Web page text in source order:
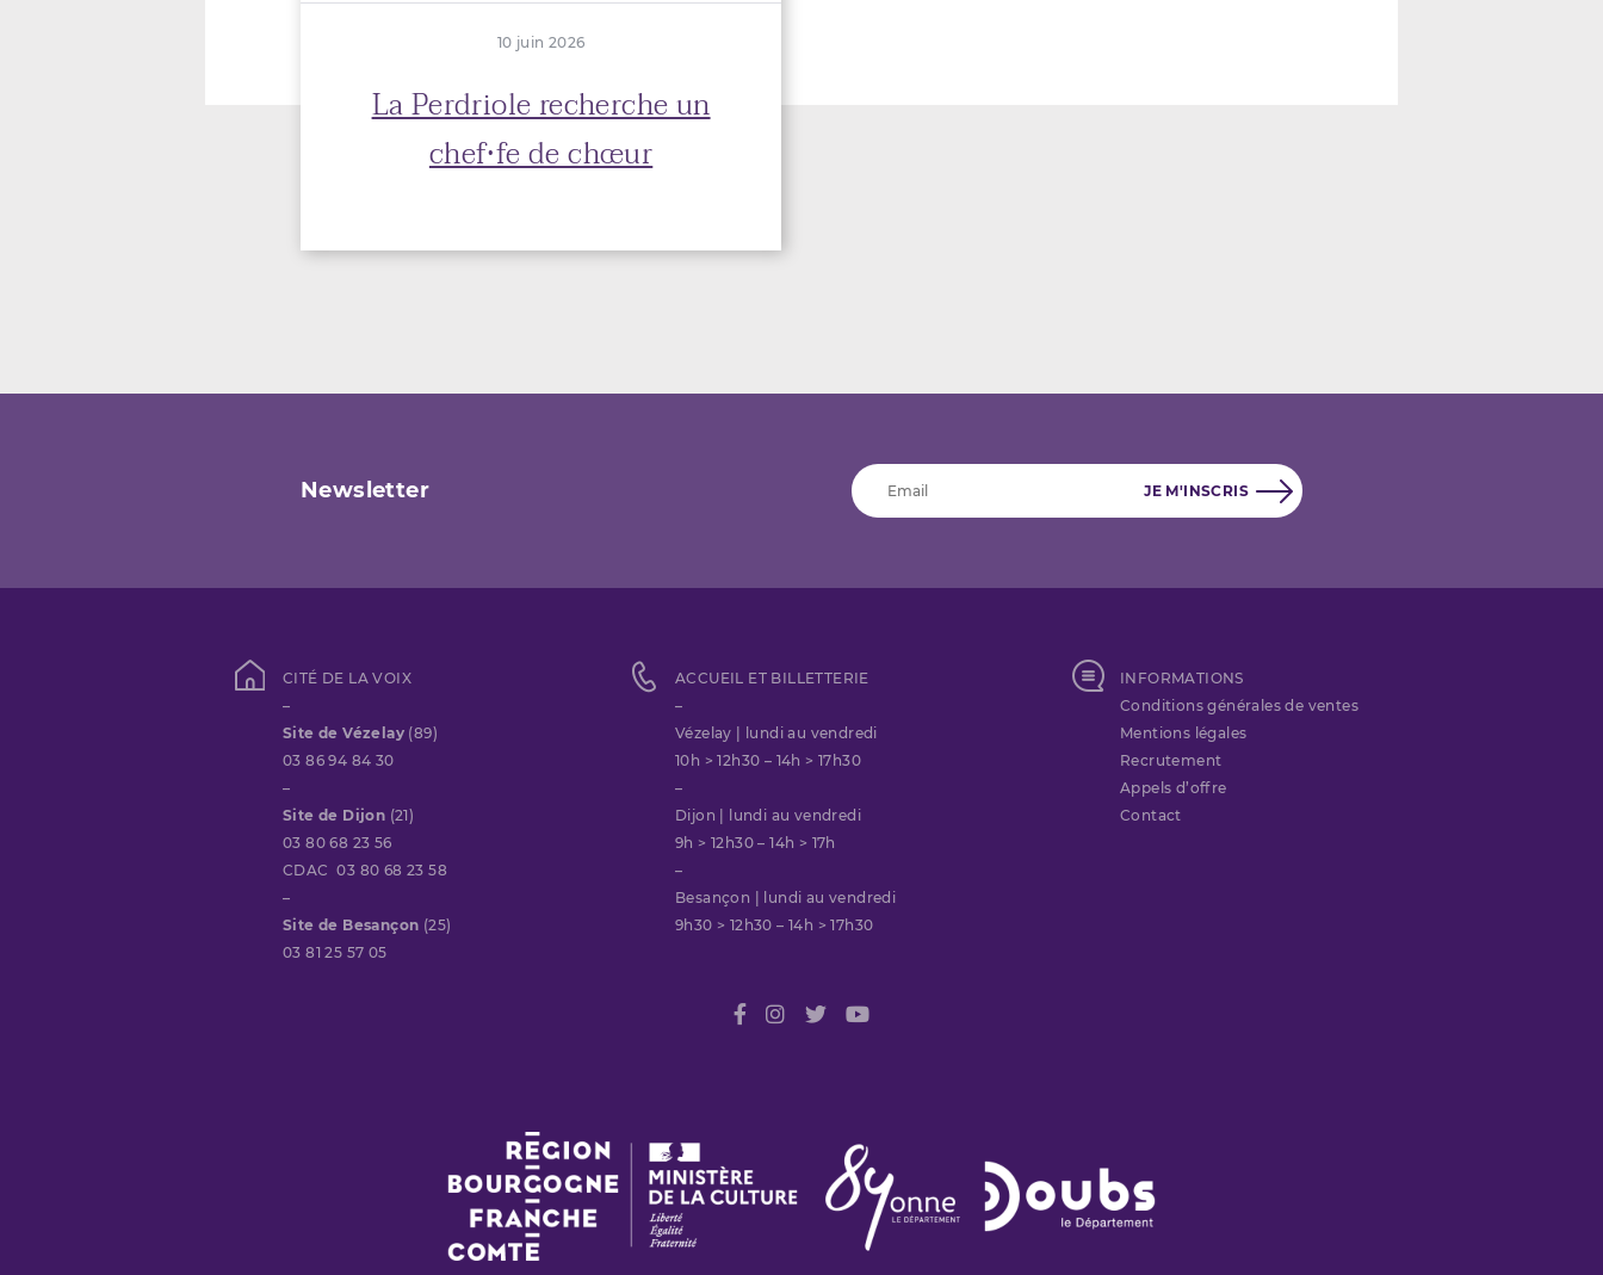
10 juin 2026
La Perdriole recherche un
chef·fe de chœur
Newsletter
CITÉ DE LA VOIX
–
Site de Vézelay (89)
03 86 94 84 30
–
Site de Dijon (21)
03 80 68 23 56
CDAC 03 80 68 23 58
–
Site de Besançon (25)
03 81 25 57 05
ACCUEIL ET BILLETTERIE
–
Vézelay | lundi au vendredi
10h > 12h30 – 14h > 17h30
–
Dijon | lundi au vendredi
9h > 12h30 – 14h > 17h
–
Besançon | lundi au vendredi
9h30 > 12h30 – 14h > 17h30
INFORMATIONS
Conditions générales de ventes
Mentions légales
Recrutement
Appels d’offre
Contact